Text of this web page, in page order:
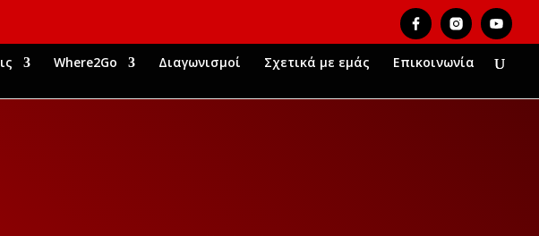
Where2Go Διαγωνισμοί Σχετικά με εμάς Επικοινωνία